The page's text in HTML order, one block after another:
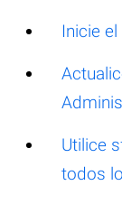
Inicie
Utilice
todos